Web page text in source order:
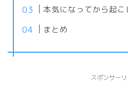
本気になってから起こ
まとめ
スポンサー